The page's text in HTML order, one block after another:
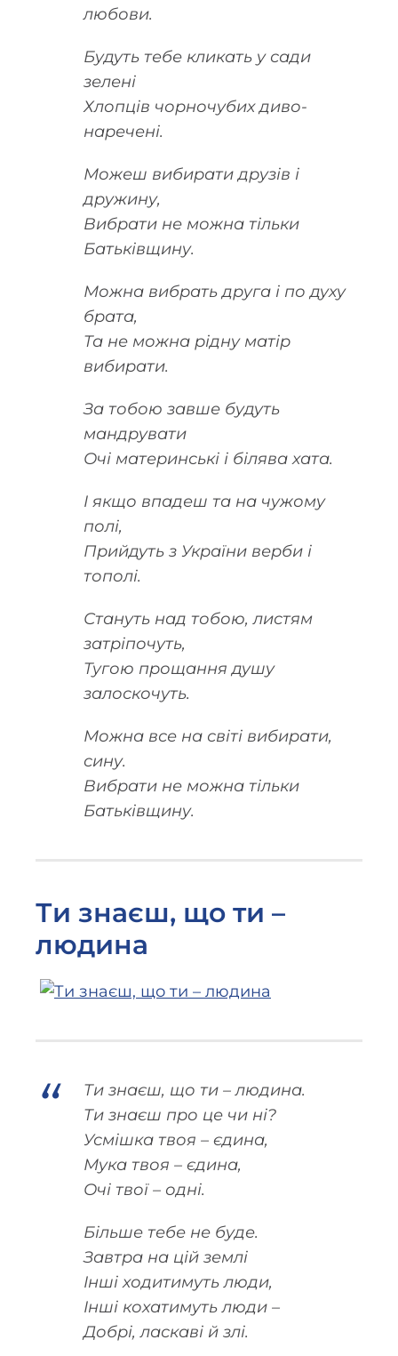
любови.
Будуть тебе кликать у сади
зелені
Хлопців чорночубих диво-
наречені.
Можеш вибирати друзів і
дружину,
Вибрати не можна тільки
Батьківщину.
Можна вибрать друга і по духу
брата,
Та не можна рідну матір
вибирати.
За тобою завше будуть
мандрувати
Очі материнські і білява хата.
І якщо впадеш та на чужому
полі,
Прийдуть з України верби і
тополі.
Стануть над тобою, листям
затріпочуть,
Тугою прощання душу
залоскочуть.
Можна все на світі вибирати,
сину.
Вибрати не можна тільки
Батьківщину.
Ти знаєш, що ти –
людина
Ти знаєш, що ти – людина.
Ти знаєш про це чи ні?
Усмішка твоя – єдина,
Мука твоя – єдина,
Очі твої – одні.
Більше тебе не буде.
Завтра на цій землі
Інші ходитимуть люди,
Інші кохатимуть люди –
Добрі, ласкаві й злі.